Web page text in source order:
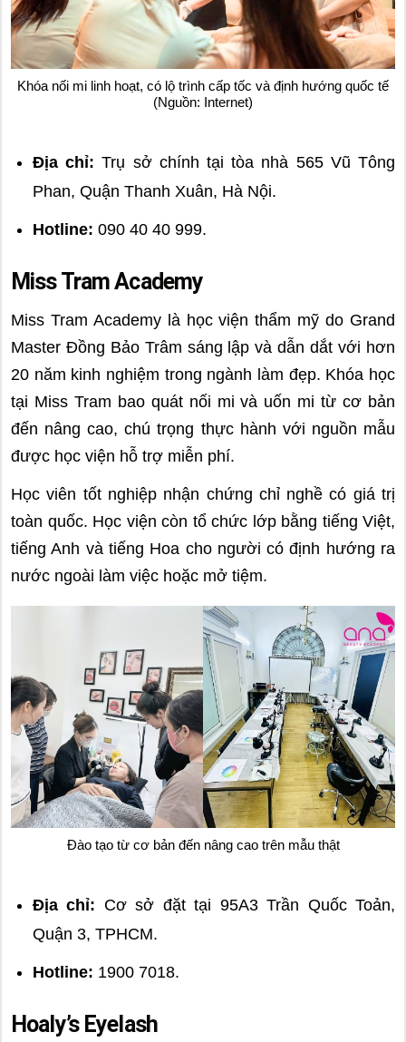
Khóa nối mi linh hoạt, có lộ trình cấp tốc và định hướng quốc tế
(Nguồn: Internet)
Địa chỉ: Trụ sở chính tại tòa nhà 565 Vũ Tông
Phan, Quận Thanh Xuân, Hà Nội.
Hotline: 090 40 40 999.
Miss Tram Academy
Miss Tram Academy là học viện thẩm mỹ do Grand
Master Đồng Bảo Trâm sáng lập và dẫn dắt với hơn
20 năm kinh nghiệm trong ngành làm đẹp. Khóa học
tại Miss Tram bao quát nối mi và uốn mi từ cơ bản
đến nâng cao, chú trọng thực hành với nguồn mẫu
được học viện hỗ trợ miễn phí.
Học viên tốt nghiệp nhận chứng chỉ nghề có giá trị
toàn quốc. Học viện còn tổ chức lớp bằng tiếng Việt,
tiếng Anh và tiếng Hoa cho người có định hướng ra
nước ngoài làm việc hoặc mở tiệm.
Đào tạo từ cơ bản đến nâng cao trên mẫu thật
Địa chỉ: Cơ sở đặt tại 95A3 Trần Quốc Toản,
Quận 3, TPHCM.
Hotline: 1900 7018.
Hoaly’s Eyelash